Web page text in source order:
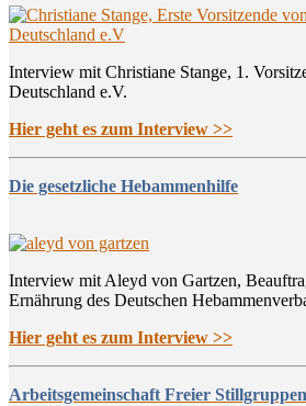
Interview mit Christiane Stange, 1.
Deutschland e.V.
Hier geht es zum Interview >>
Die gesetzliche Hebammenhilfe
Interview mit Aleyd von Gartzen,
Ernährung des Deutschen
Hier geht es zum Interview >>
Arbeitsgemeinschaft Freier